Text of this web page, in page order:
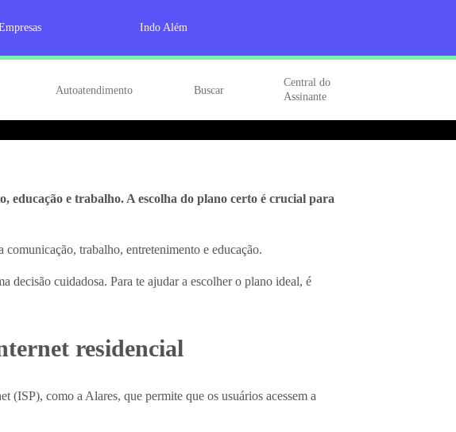
Indo Além
Autoatendimento Buscar
Central do
Assinante
se com qualidade, com as dicas da
educação e trabalho. A escolha do plano certo é crucial para
trabalho, entretenimento e educação.
decisão cuidadosa. Para te ajudar a escolher o plano ideal, é
residencial
como a Alares, que permite que os usuários acessem a